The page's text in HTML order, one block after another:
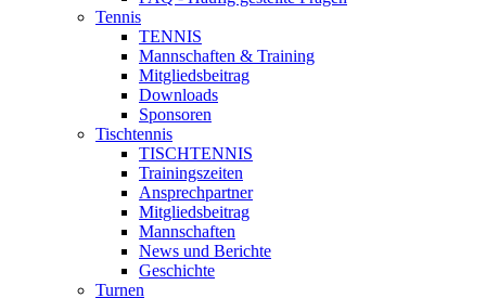
Tennis
TENNIS
Mannschaften & Training
Mitgliedsbeitrag
Downloads
Sponsoren
Tischtennis
TISCHTENNIS
Trainingszeiten
Ansprechpartner
Mitgliedsbeitrag
Mannschaften
News und Berichte
Geschichte
Turnen